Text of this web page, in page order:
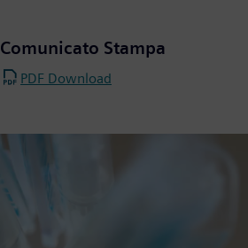
Comunicato Stampa
PDF Download